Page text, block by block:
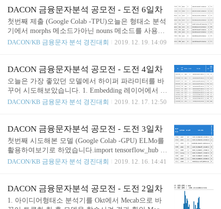
고 모델링에서는 주로 LSTM같은 딥러닝 모델 보다
는 머신러닝 모델 중 앙상블 모델인 lightGBM 모델
이..
해하기 제공 데이터 이해하고 학습데이터/테스트 데
이터 load 해보기! 라벨링은 어떻게 해야할까? train.zi
p : 각각의 csv파일은 feature에 대한 내용만 저장되어
있음. train_label.csv : 각각의 csv파일에 대한 label 값
은 train_label.csv에 저장되어있음. 참가자가 직접 라
소 상태 판단 알고리즘..
DACON 금융문자분석 공모전 - 도전 6일차
첫번째 제출 (Google Colab -TPU)오늘은 형태소 분석
기에서 morphs 메소드가아닌 nouns 메소드를 사용해
보기로 했습니다.형태소 분석기는 Mecab 메소드는 n
(max_words, 100)) model3.add(LSTM(128)) model3.ad
d(Dense(2, activation='sigmoid')) model3.compile(optim
izer='adam', loss='binary_crossentropy', metrics=['accura
cy']) history3 = model3.fit(X_train, y_train, epochs=2, b
atch_size..
DACON/KB 금융문자 분석 경진대회 2019. 12. 19. 14:09
DACON 금융문자분석 공모전 - 도전 4일차
오늘은 가장 좋았던 모델에서 하이퍼 파라미터를 바
꾸어 시도해보았습니다. 1. Embedding 레이어에서 ou
tput_dim 만 100 -> 128로 변경 (Google Colab -TPU)m
activation='sigmoid')) model3.compile(optimizer='ada
m', loss='binary_crossentropy', metrics=['accuracy']) hist
ory3 = model3.fit(X_train, y_train, epochs=2, batch_size
DACON/KB 금융문자 분석 경진대회 2019. 12. 17. 12:50
DACON 금융문자분석 공모전 - 도전 3일차
첫번째 시도해본 모델 (Google Colab -GPU) ELMo를
활용하여보기로 하였습니다.import tensorflow_hub as
hub import tensorflow as tf from keras import backend a
sess.run(tf.global_variables_initializer()) sess.run(tf.table
s_initializer()) def ELMoEmbedding(x): return elmo(tf.s
queeze(tf.cast(x, tf.string)), as_dic..
DACON/KB 금융문자 분석 경진대회 2019. 12. 16. 14:41
DACON 금융문자분석 공모전 - 도전 2일차
1. 아이디어형태소 분석기를 Okt에서 Mecab으로 바